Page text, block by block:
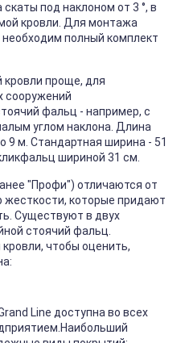
под наклоном от 3 °, в
кровли. Для монтажа
полный комплект
проще, для
сооружений
фальц - например, с
углом наклона. Длина
9 м. Стандартная ширина - 51
шириной 31 см.
"Профи") отличаются от
жесткости, которые придают
Существуют в двух
стоячий фальц.
чтобы оценить,
Line доступна во всех